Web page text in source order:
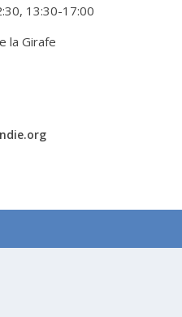
13:30-17:00
la Girafe